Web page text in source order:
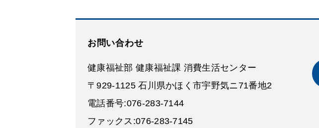
お問い合わせ
健康福祉部 健康福祉課 消費生活センター
〒929-1125 石川県かほく市宇野気ニ71番地2
電話番号:076-283-7144
ファックス:076-283-7145